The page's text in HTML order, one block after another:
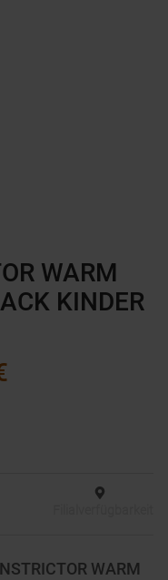
WARM
WARM
KINDER